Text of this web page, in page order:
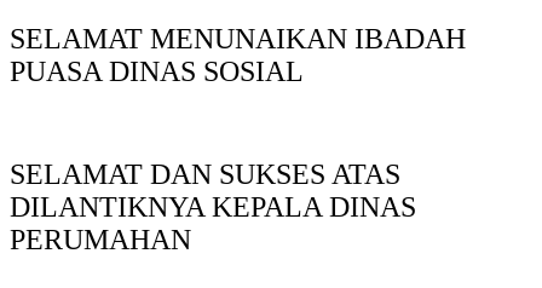
SELAMAT MENUNAIKAN IBADAH
PUASA DINAS SOSIAL
SELAMAT DAN SUKSES ATAS
DILANTIKNYA KEPALA DINAS
PERUMAHAN